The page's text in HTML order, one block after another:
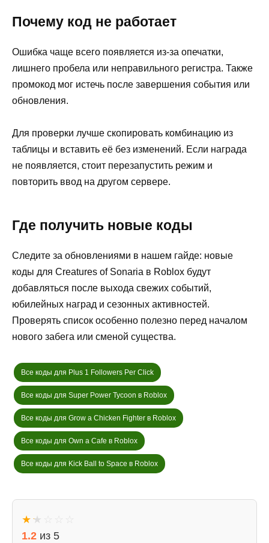
Почему код не работает
Ошибка чаще всего появляется из-за опечатки,
лишнего пробела или неправильного регистра. Также
промокод мог истечь после завершения события или
обновления.
Для проверки лучше скопировать комбинацию из
таблицы и вставить её без изменений. Если награда
не появляется, стоит перезапустить режим и
повторить ввод на другом сервере.
Где получить новые коды
Следите за обновлениями в нашем гайде: новые
коды для Creatures of Sonaria в Roblox будут
добавляться после выхода свежих событий,
юбилейных наград и сезонных активностей.
Проверять список особенно полезно перед началом
нового забега или сменой существа.
Все коды для Plus 1 Followers Per Click
Все коды для Super Power Tycoon в Roblox
Все коды для Grow a Chicken Fighter в Roblox
Все коды для Own a Cafe в Roblox
Все коды для Kick Ball to Space в Roblox
★ ★
1.2 из 5